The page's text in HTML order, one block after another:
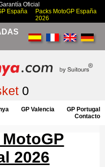
Oficial
España
Packs MotoGP España
2026
0
GP Valencia
GP Portugal
Contacto
2026